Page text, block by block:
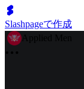
Slashpageで作成
Applied Men